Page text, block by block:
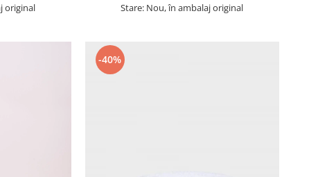
original Stare: Nou, în ambalaj original
-40%